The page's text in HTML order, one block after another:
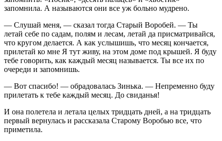
запомнила. А называются они все уж больно мудрено.
— Слушай меня, — сказал тогда Старый Воробей. — Ты
летай себе по садам, полям и лесам, летай да присматривайся,
что кругом делается. А как услышишь, что месяц кончается,
прилетай ко мне Я тут живу, на этом доме под крышей. Я буду
тебе говорить, как каждый месяц называется. Ты все их по
очереди и запомнишь.
— Вот спасибо! — обрадовалась Зинька. — Непременно буду
прилетать к тебе каждый месяц. До свиданья!
И она полетела и летала целых тридцать дней, а на тридцать
первый вернулась и рассказала Старому Воробью все, что
приметила.